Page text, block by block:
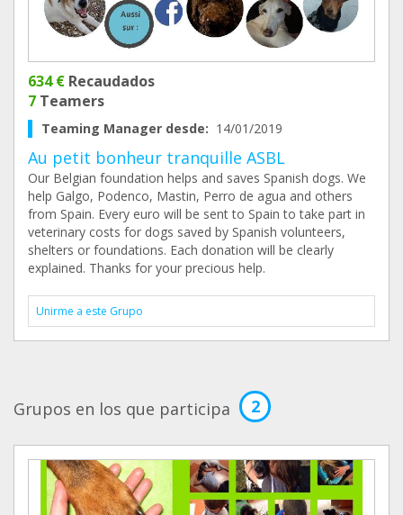
634 € Recaudados
7 Teamers
Teaming Manager desde: 14/01/2019
Au petit bonheur tranquille ASBL
Our Belgian foundation helps and saves Spanish dogs. We
help Galgo, Podenco, Mastin, Perro de agua and others
from Spain. Every euro will be sent to Spain to take part in
veterinary costs for dogs saved by Spanish volunteers,
shelters or foundations. Each donation will be clearly
explained. Thanks for your precious help.
Unirme a este Grupo
Grupos en los que participa 2